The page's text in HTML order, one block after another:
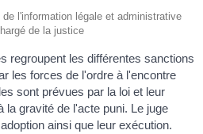
l'information légale et administrative
de la justice
regroupent les différentes sanctions
les forces de l'ordre à l'encontre
sont prévues par la loi et leur
la gravité de l'acte puni. Le juge
ainsi que leur exécution.